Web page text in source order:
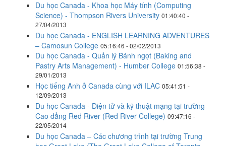
Du học Canada - Khoa học Máy tính (Computing
Science) - Thompson Rivers University 01:40:40 -
27/04/2013
Du học Canada - ENGLISH LEARNING ADVENTURES
– Camosun College 05:16:46 - 02/02/2013
Du học Canada - Quản lý Bánh ngọt (Baking and
Pastry Arts Management) - Humber College 01:56:38 -
29/01/2013
Học tiếng Anh ở Canada cùng với ILAC 05:41:51 -
12/09/2013
Du học Canada - Điện tử và kỹ thuật mạng tại trường
Cao đẳng Red River (Red River College) 09:47:16 -
22/05/2014
Du học Canada – Các chương trình tại trường Trung